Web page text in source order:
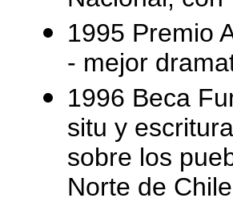
1995 Premio
- mejor
1996 Beca
situ y
sobre los
Norte de